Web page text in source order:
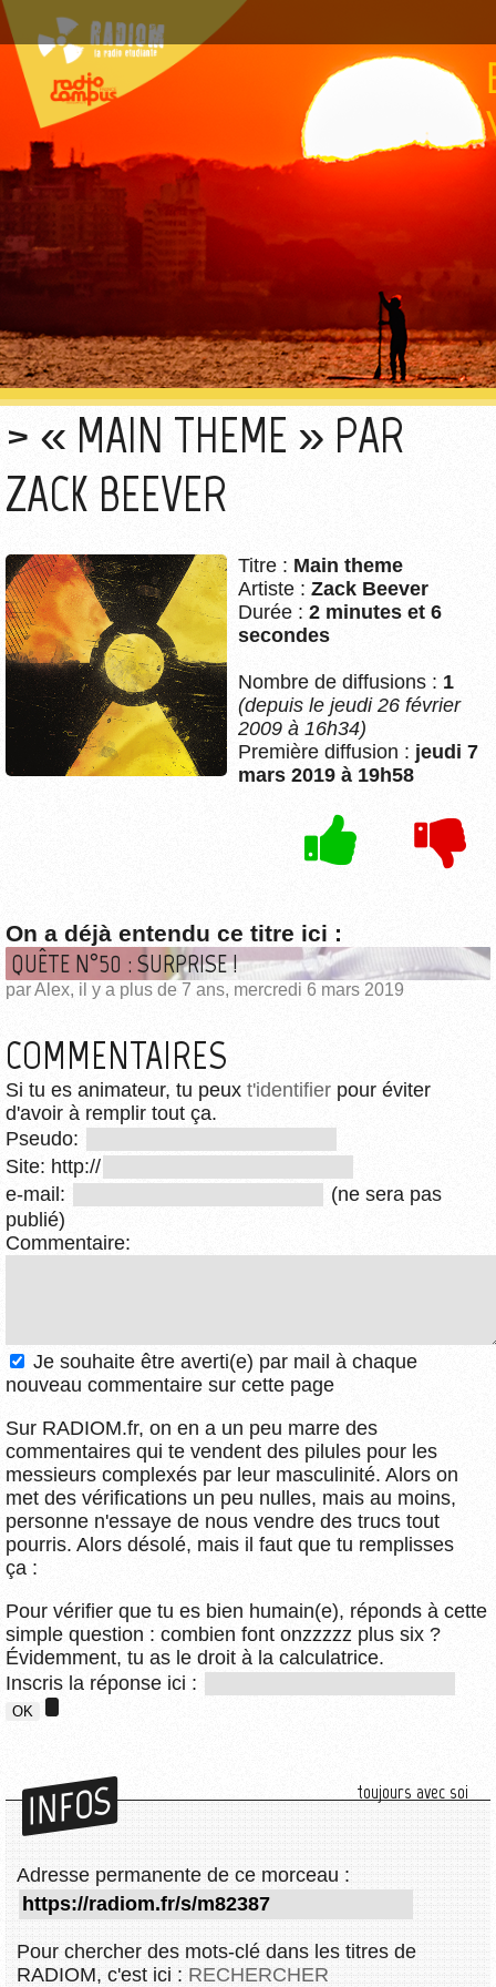
« MAIN THEME » PAR
ZACK BEEVER
Titre : Main theme
Artiste : Zack Beever
Durée : 2 minutes et 6
secondes
Nombre de diffusions : 1
(depuis le jeudi 26 février
2009 à 16h34)
Première diffusion : jeudi 7
mars 2019 à 19h58
On a déjà entendu ce titre ici :
QUÊTE N°50 : SURPRISE !
par Alex, il y a plus de 7 ans, mercredi 6 mars 2019
COMMENTAIRES
Si tu es animateur, tu peux t'identifier pour éviter
d'avoir à remplir tout ça.
Pseudo:
Site: http://
e-mail:
(ne sera pas
publié)
Commentaire:
Je souhaite être averti(e) par mail à chaque
nouveau commentaire sur cette page
Sur RADIOM.fr, on en a un peu marre des
commentaires qui te vendent des pilules pour les
messieurs complexés par leur masculinité. Alors on
met des vérifications un peu nulles, mais au moins,
personne n'essaye de nous vendre des trucs tout
pourris. Alors désolé, mais il faut que tu remplisses
ça :
Pour vérifier que tu es bien humain(e), réponds à cette
simple question : combien font onzzzzz plus six ?
Évidemment, tu as le droit à la calculatrice.
Inscris la réponse ici :
INFOS toujours avec soi
Adresse permanente de ce morceau :
Pour chercher des mots-clé dans les titres de
RADIOM, c'est ici : RECHERCHER